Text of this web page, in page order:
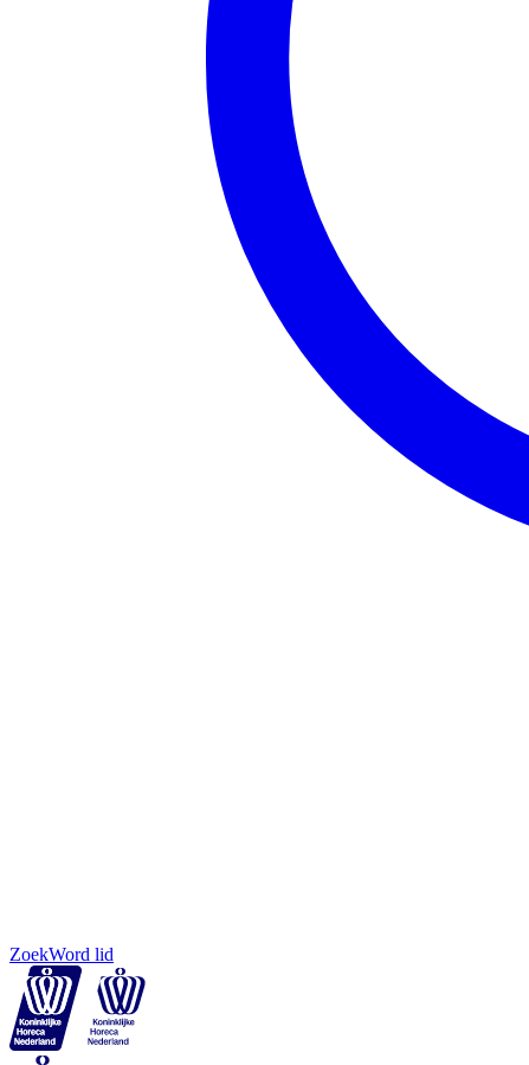
ZoekWord lid